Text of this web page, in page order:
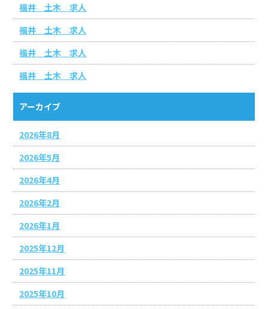
福井 土木 求人
福井 土木 求人
福井 土木 求人
福井 土木 求人
アーカイブ
2026年8月
2026年5月
2026年4月
2026年2月
2026年1月
2025年12月
2025年11月
2025年10月